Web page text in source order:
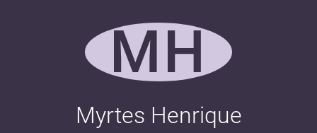
MH
Myrtes Henrique